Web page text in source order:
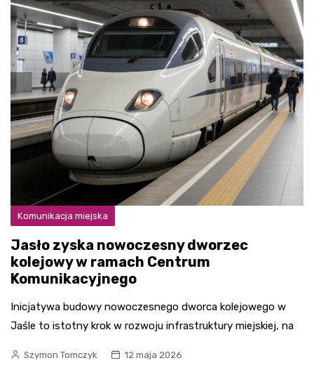
Komunikacja miejska
Jasło zyska nowoczesny dworzec
kolejowy w ramach Centrum
Komunikacyjnego
Inicjatywa budowy nowoczesnego dworca kolejowego w
Jaśle to istotny krok w rozwoju infrastruktury miejskiej, na
Szymon Tomczyk 12 maja 2026